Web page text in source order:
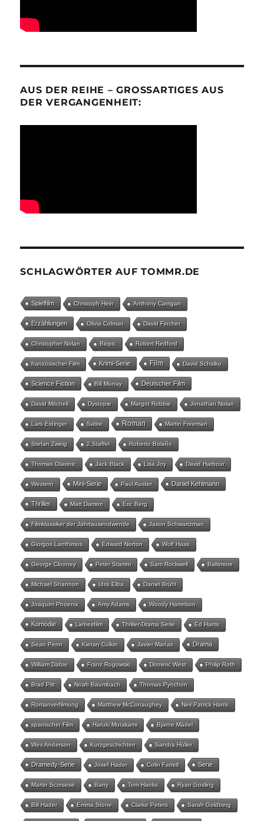
AUS DER REIHE – GROSSARTIGES AUS D
ER VERGANGENHEIT:
SCHLAGWÖRTER AUF TOMMR.DE
Spielfilm Christoph Hein Anthony Carrigan
Erzählungen Olivia Colman David Fincher
Christopher Nolan Biopic Robert Redford
französischer Film Krimi-Serie Film David Schalko
Science Fiction Bill Murray Deutscher Film
David Mitchell Dystopie Margot Robbie Jonathan Nolan
Lars Eidinger Satire Roman Martin Freeman
Stefan Zweig 2.Staffel Roberto Bolaño
Thomas Glavinic Jack Black Lisa Joy David Harbour
Western Mini-Serie Paul Auster Daniel Kehlmann
Thriller Matt Damon Eric Berg
Filmklassiker der Jahrtausendwende Jason Schwartzman
Giorgos Lanthimos Edward Norton Wolf Haas
George Clooney Peter Stamm Sam Rockwell Baltimore
Michael Shannon Idris Elba Daniel Brühl
Joaquim Phoenix Amy Adams Woody Harrelson
Komödie Liebesfilm Thriller-Drama Serie Ed Harris
Sean Penn Kieran Culkin Javier Marías Drama
William Dafoe Franz Rogowski Dominic West Philip Roth
Brad Pitt Noah Baumbach Thomas Pynchon
Romanverfilmung Matthew McConaughey Neil Patrick Harris
spanischer Film Haruki Murakami Bjarne Mädel
Wes Anderson Kurzgeschichten Sandra Hüller
Dramedy-Serie Josef Hader Colin Farrell Serie
Martin Scorsese Barry Tom Hanks Ryan Gosling
Bill Hader Emma Stone Clarke Peters Sarah Goldberg